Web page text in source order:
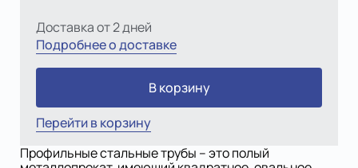
Доставка от 2 дней
Подробнее о доставке
В корзину
Перейти в корзину
Профильные стальные трубы – это полый